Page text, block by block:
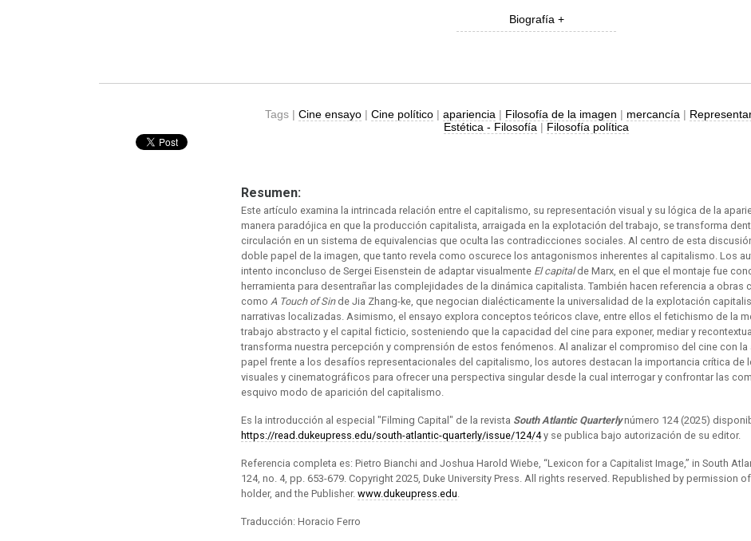
Biografía +
Tags |Cine ensayo |Cine político |apariencia | Filosofía de la imagen | mercancía |
Estética - Filosofía | Filosofía política
Resumen:
Este artículo examina la intrincada relación entre el capitalismo, su representación visual y su lógica de la
manera paradójica en que la producción capitalista, arraigada en la explotación del trabajo, se transforma
circulación en un sistema de equivalencias que oculta las contradicciones sociales. Al centro de esta
doble papel de la imagen, que tanto revela como oscurece los antagonismos inherentes al capitalismo. Los
intento inconcluso de Sergei Eisenstein de adaptar visualmente El capitalde Marx, en el que el montaje fue
herramienta para desentrañar las complejidades de la dinámica capitalista. También hacen referencia a obras
como A Touch of Sinde Jia Zhang-ke, que negocian dialécticamente la universalidad de la explotación
narrativas localizadas. Asimismo, el ensayo explora conceptos teóricos clave, entre ellos el fetichismo de la
trabajo abstracto y el capital ficticio, sosteniendo que la capacidad del cine para exponer, mediar y
transforma nuestra percepción y comprensión de estos fenómenos. Al analizar el compromiso del cine con la
papel frente a los desafíos representacionales del capitalismo, los autores destacan la importancia crítica de
visuales y cinematográficos para ofrecer una perspectiva singular desde la cual interrogar y confrontar las
esquivo modo de aparición del capitalismo.
Es la introducción al especial "Filming Capital" de la revista South Atlantic Quarterlynúmero 124 (2025)
https://read.dukeupress.edu/south-atlantic-quarterly/issue/124/4y se publica bajo autorización de su editor.
Referencia completa es: Pietro Bianchi and Joshua Harold Wiebe, “Lexicon for a Capitalist Image,” in South
124, no. 4, pp. 653-679. Copyright 2025, Duke University Press. All rights reserved. Republished by permission
holder, and the Publisher. www.dukeupress.edu.
Traducción: Horacio Ferro